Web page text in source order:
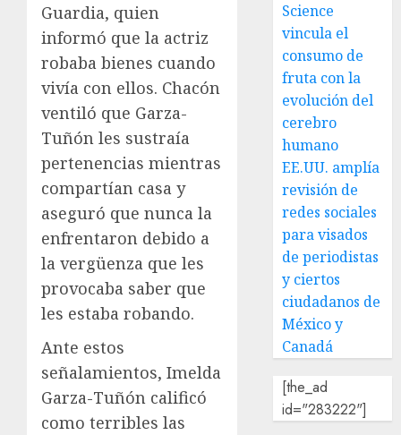
Guardia, quien
informó que la actriz
robaba bienes cuando
vivía con ellos. Chacón
ventiló que Garza-
Tuñón les sustraía
pertenencias mientras
compartían casa y
aseguró que nunca la
enfrentaron debido a
la vergüenza que les
provocaba saber que
les estaba robando.
Ante estos
señalamientos, Imelda
Garza-Tuñón calificó
como terribles las
Science
vincula el
consumo de
fruta con la
evolución del
cerebro
humano
EE.UU. amplía
revisión de
redes sociales
para visados
de periodistas
y ciertos
ciudadanos de
México y
Canadá
[the_ad
id="283222"]